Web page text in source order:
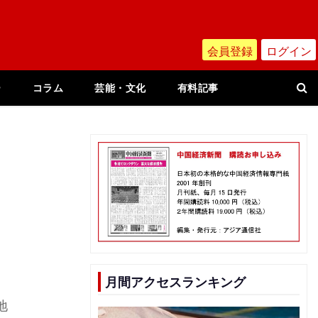
会員登録 ログイン
コラム 芸能・文化 有料記事
月間アクセスランキング